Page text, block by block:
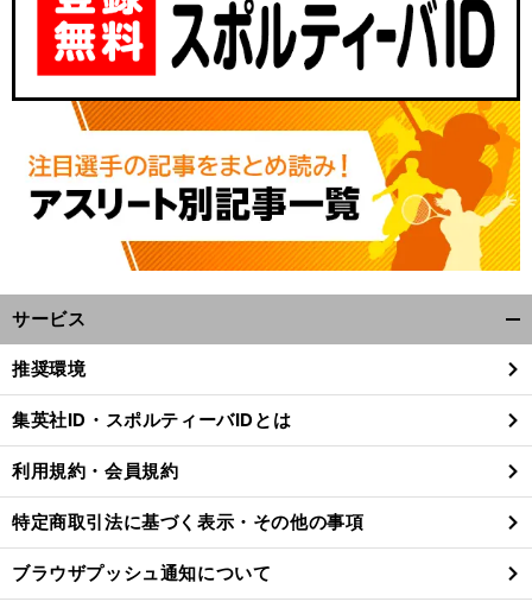
、
前
へ
サービス
閉
る
推奨環境
集英社ID・スポルティーバIDとは
利用規約・会員規約
特定商取引法に基づく表示・その他の事項
ブラウザプッシュ通知について